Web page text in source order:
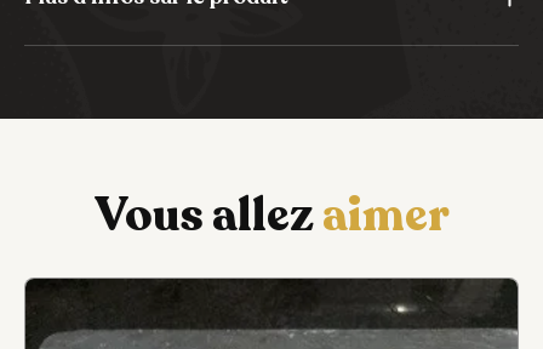
Vous allezaimer